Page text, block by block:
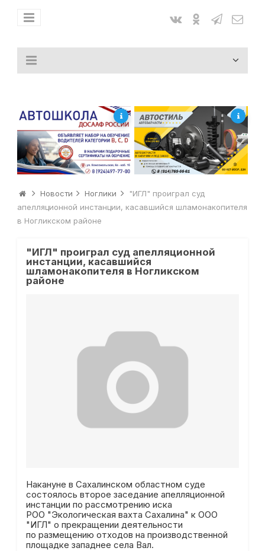
Новости Ноглики
"ИГЛ" проиграл суд
апелляционной инстанции, касавшийся шламонакопителя
в Ногликском районе
"ИГЛ" проиграл суд апелляционной
инстанции, касавшийся
шламонакопителя в Ногликском
районе
Накануне в Сахалинском областном суде
состоялось второе заседание апелляционной
инстанции по рассмотрению иска
РОО "Экологическая вахта Сахалина" к ООО
"ИГЛ" о прекращении деятельности
по размещению отходов на производственной
площадке западнее села Вал.